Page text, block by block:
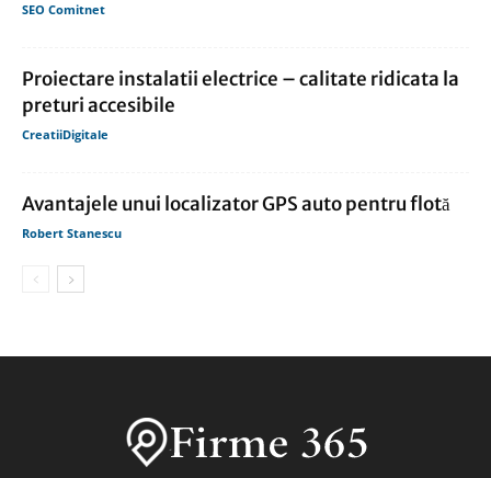
SEO Comitnet
Proiectare instalatii electrice – calitate ridicata la
preturi accesibile
CreatiiDigitale
Avantajele unui localizator GPS auto pentru flotă
Robert Stanescu